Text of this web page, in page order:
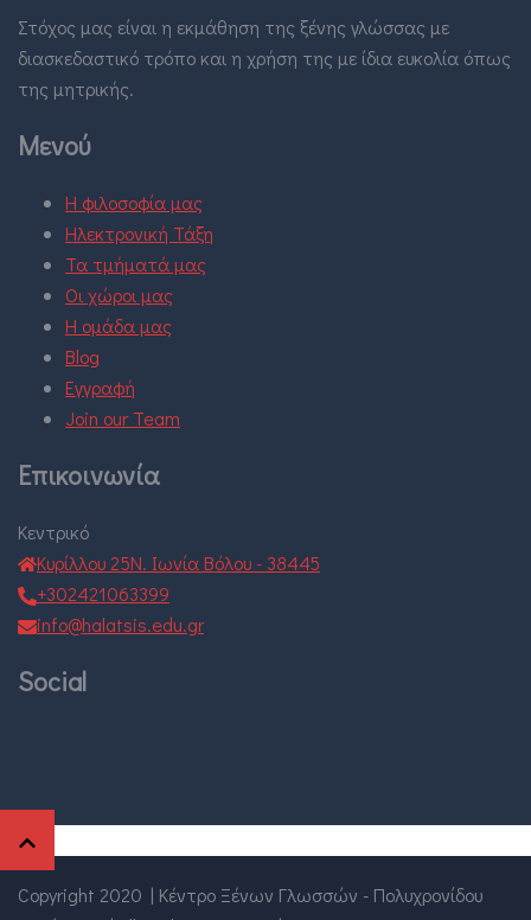
Στόχος μας είναι η εκμάθηση της ξένης γλώσσας με
διασκεδαστικό τρόπο και η χρήση της με ίδια ευκολία όπως
της μητρικής.
Μενού
Η φιλοσοφία μας
Ηλεκτρονική Τάξη
Τα τμήματά μας
Οι χώροι μας
Η ομάδα μας
Blog
Εγγραφή
Join our Team
Επικοινωνία
Κεντρικό
Κυρίλλου 25Ν. Ιωνία Βόλου - 38445
+302421063399
info@halatsis.edu.gr
Social
Copyright 2020 | Κέντρο Ξένων Γλωσσών - Πολυχρονίδου